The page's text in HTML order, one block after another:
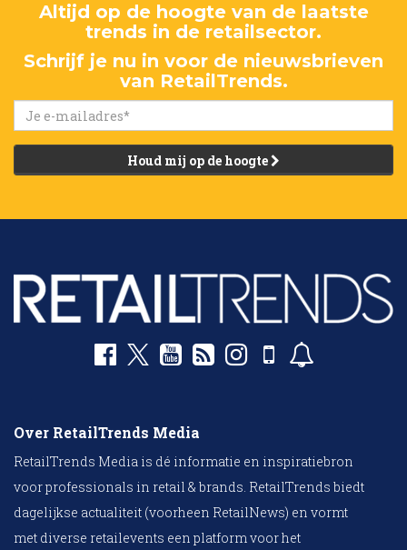
Altijd op de hoogte van de laatste
trends in de retailsector.
Schrijf je nu in voor de nieuwsbrieven
van RetailTrends.
Houd mij op de hoogte
Over RetailTrends Media
RetailTrends Media is dé informatie en inspiratiebron
voor professionals in retail & brands. RetailTrends biedt
dagelijkse actualiteit (voorheen RetailNews) en vormt
met diverse retailevents een platform voor het